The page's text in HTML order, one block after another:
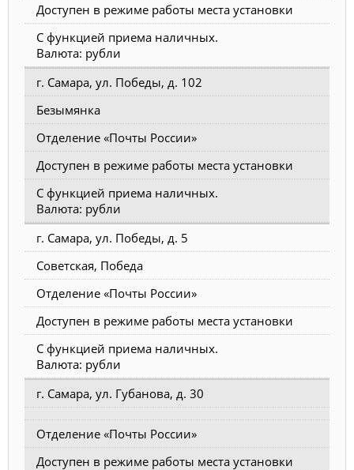
Доступен в режиме работы места установки
С функцией приема наличных.
Валюта: рубли
г. Самара, ул. Победы, д. 102
Безымянка
Отделение «Почты России»
Доступен в режиме работы места установки
С функцией приема наличных.
Валюта: рубли
г. Самара, ул. Победы, д. 5
Советская, Победа
Отделение «Почты России»
Доступен в режиме работы места установки
С функцией приема наличных.
Валюта: рубли
г. Самара, ул. Губанова, д. 30
Отделение «Почты России»
Доступен в режиме работы места установки